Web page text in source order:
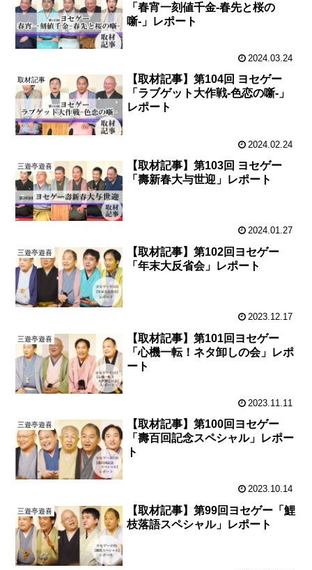
「春宵一刻値千金-春先と桜の
噺-」レポート
2024.03.24
取材記事
【取材記事】第104回 ヨセゲー
「ラブゲット大作戦-色恋の噺-」
レポート
2024.02.24
三遊亭遊喜
【取材記事】第103回 ヨセゲー
「壽新春大与世迎」レポート
2024.01.27
三遊亭遊喜
【取材記事】第102回ヨセゲー
「年末大反省会」レポート
2023.12.17
三遊亭遊喜
【取材記事】第101回ヨセゲー
「心機一転！ネタ卸しの会」レポ
ート
2023.11.11
三遊亭遊喜
【取材記事】第100回ヨセゲー
「壽百回記念スペシャル」レポー
ト
2023.10.14
三遊亭遊喜
【取材記事】第99回ヨセゲー「鯉
枝落語スペシャル」レポート